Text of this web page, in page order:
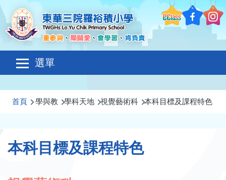
移至主內容
選單
Main
navigation
導
結
首頁 學與教 學科天地 視覺藝術科 本科目標及課程特色
本科目標及課程特色